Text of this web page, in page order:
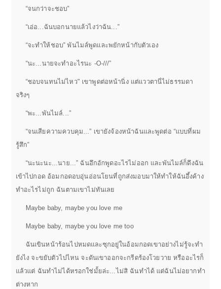
“จนกว่าจะชอบ”
“เอ่อ...ฉันบอกนายแล้วไงว่าฉัน...”
“จะทำให้ชอบ” พันไมล์พูดและพยักหน้ากับตัวเอง
“นะ...นายจะทำอะไรนะ -O-///”
“ชอบจนทนไม่ไหว" เขาพูดต่อหน้านิ่ง แต่แววตานี่ไม่ธรรมดา
จริงๆ
“พะ...พันไมล์...”
“จนเสียความควบคุม...” เขายังจ้องหน้าฉันและพูดต่อ “แบบที่ผม
รู้สึก”
“นะนะนะ...นาย...” ฉันอึกอักพูดอะไรไม่ออก และพันไมล์ก็ดึงฉัน
เข้าไปกอด อ้อมกอดอบอุ่นอ่อนโยนที่ถูกส่งมอบมาให้ทำให้ฉันอึ้งค้าง
ทำอะไรไม่ถูก ฉันตามเขาไม่ทันเลย
Maybe baby, maybe you love me
Maybe baby, maybe you love me too
ฉันเขินหน้าร้อนไปหมดและซุกอยู่ในอ้อมกอดเขาอย่างไม่รู้จะทำ
ยังไง จะขยับตัวไปไหน จะดันเขาออกจะกรีดร้องโวยวาย หรืออะไรก็
แล้วแต่ ฉันทำไม่ได้หรอกใช่มั้ยล่ะ...ไม่สิ ฉันทำได้ แต่ฉันไม่อยากทำ
ต่างหาก